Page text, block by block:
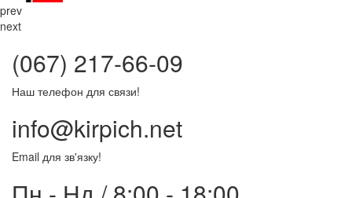
prev
next
(067) 217-66-09
Наш телефон для связи!
info@kirpich.net
Email для зв'язку!